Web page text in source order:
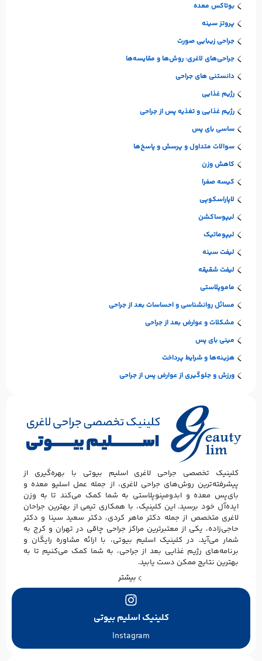
بوتاکس معده
پروتز سینه
جراحی زیبایی صورت
جراحی‌های لاغری: روش‌ها و مقایسه‌ها
دانستنی های جراحی
رژیم غذایی
رژیم غذایی و تغذیه پس از جراحی
ساسی بای پس
سوالات متداول و پرسش و پاسخ‌ها
کاهش وزن
کیسه صفرا
لاپاراسکوپی
لیپوساکشن
لیپوماتیک
لیفت سینه
لیفت شقیقه
ماموپلاستی
مسائل روانشناسی و احساسات بعد از جراحی
مشکلات و عوارض بعد از جراحی
مینی بای پس
هزینه‌ها و شرایط پرداخت
ورزش و جلوگیری از عوارض پس از جراحی
کلینیک تخصصی جراحی لاغری اسلیم بیوتی با بهره‌گیری از
پیشرفته‌ترین روش‌های جراحی لاغری، از جمله عمل اسلیو معده و
بای‌پس معده و ابدومینوپلاستی به شما کمک می‌کند تا به وزن
ایده‌آل خود برسید. این کلینیک، با همکاری تیمی از بهترین جراحان
لاغری متخصص از جمله دکتر ماهر کردی، دکتر سعید سینا و دکتر
حاجی‌زاده، یکی از معتبرترین مراکز جراحی چاقی در تهران و کرج به
شمار می‌آید. در کلینیک اسلیم بیوتی، با ارائه مشاوره رایگان و
برنامه‌های رژیم غذایی بعد از جراحی، به شما کمک می‌کنیم تا به
بهترین نتایج ممکن دست یابید.
بیشتر
کلینیک اسلیم بیوتی
Instagram